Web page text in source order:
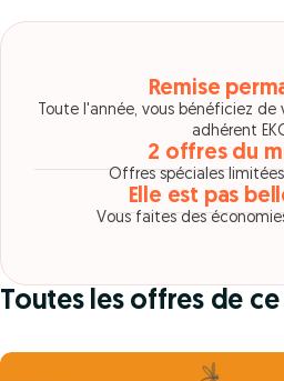
Remise
Toute l'année, vous bénéficiez
adhérent
2 offres du
Offres spéciales
Elle est pas
Vous faites des
Toutes les offres de